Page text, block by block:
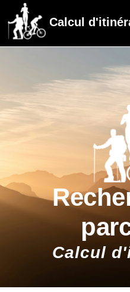
Calcul
Calcul